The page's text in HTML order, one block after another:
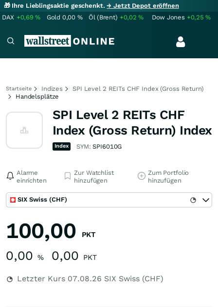
🎁 Ihre Lieblingsaktie geschenkt.→ Jetzt Depot eröffnen
DAX +0,69% Gold 0,00 % Öl (Brent) +0,02% Dow Jones +0,25%
Startseite Indizes
SPI Level 2 REITs CHF Index (Gross Return)
Handelsplätze
SPI Level 2 REITs CHF
Index (Gross Return) Index
Index SYM:SPI6010G
Alarme
einrichten
Zur Watchlist
hinzufügen
Zum Portfolio
hinzufügen
SIX Swiss (CHF)
100,00 PKT
0,00 % 0,00 PKT
Letzter Kurs 07.08.26 SIX Swiss (CHF)